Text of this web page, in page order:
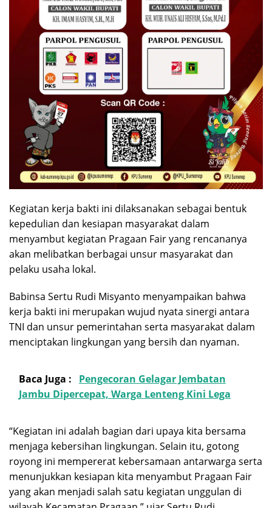
Kegiatan kerja bakti ini dilaksanakan sebagai bentuk
kepedulian dan kesiapan masyarakat dalam
menyambut kegiatan Pragaan Fair yang rencananya
akan melibatkan berbagai unsur masyarakat dan
pelaku usaha lokal.
Babinsa Sertu Rudi Misyanto menyampaikan bahwa
kerja bakti ini merupakan wujud nyata sinergi antara
TNI dan unsur pemerintahan serta masyarakat dalam
menciptakan lingkungan yang bersih dan nyaman.
Baca Juga :
Pengecoran Gelagar Jembatan
Jambu Dipercepat, Warga Lenteng Kini Lega
“Kegiatan ini adalah bagian dari upaya kita bersama
menjaga kebersihan lingkungan. Selain itu, gotong
royong ini mempererat kebersamaan antarwarga serta
menunjukkan kesiapan kita menyambut Pragaan Fair
yang akan menjadi salah satu kegiatan unggulan di